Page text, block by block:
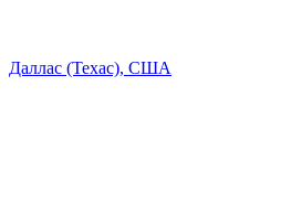
Даллас (Техас), США